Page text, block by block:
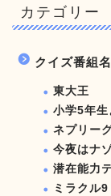
カテゴリー
クイズ番組名
東大王
小学5年生
ネプリー
今夜はナ
潜在能力
ミラクル9